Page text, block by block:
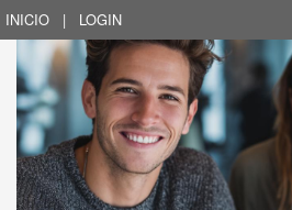
INICIO | LOGIN